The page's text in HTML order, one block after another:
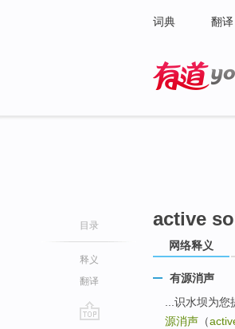
词典 翻译
目录
释义
翻译
active
网络释义
有源消声
...识水坝为
源消声 （